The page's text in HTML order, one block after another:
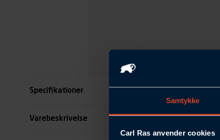
Samtykke
Carl Ras anvender cookies
Specifikationer
Overflade
Varebeskrivelse